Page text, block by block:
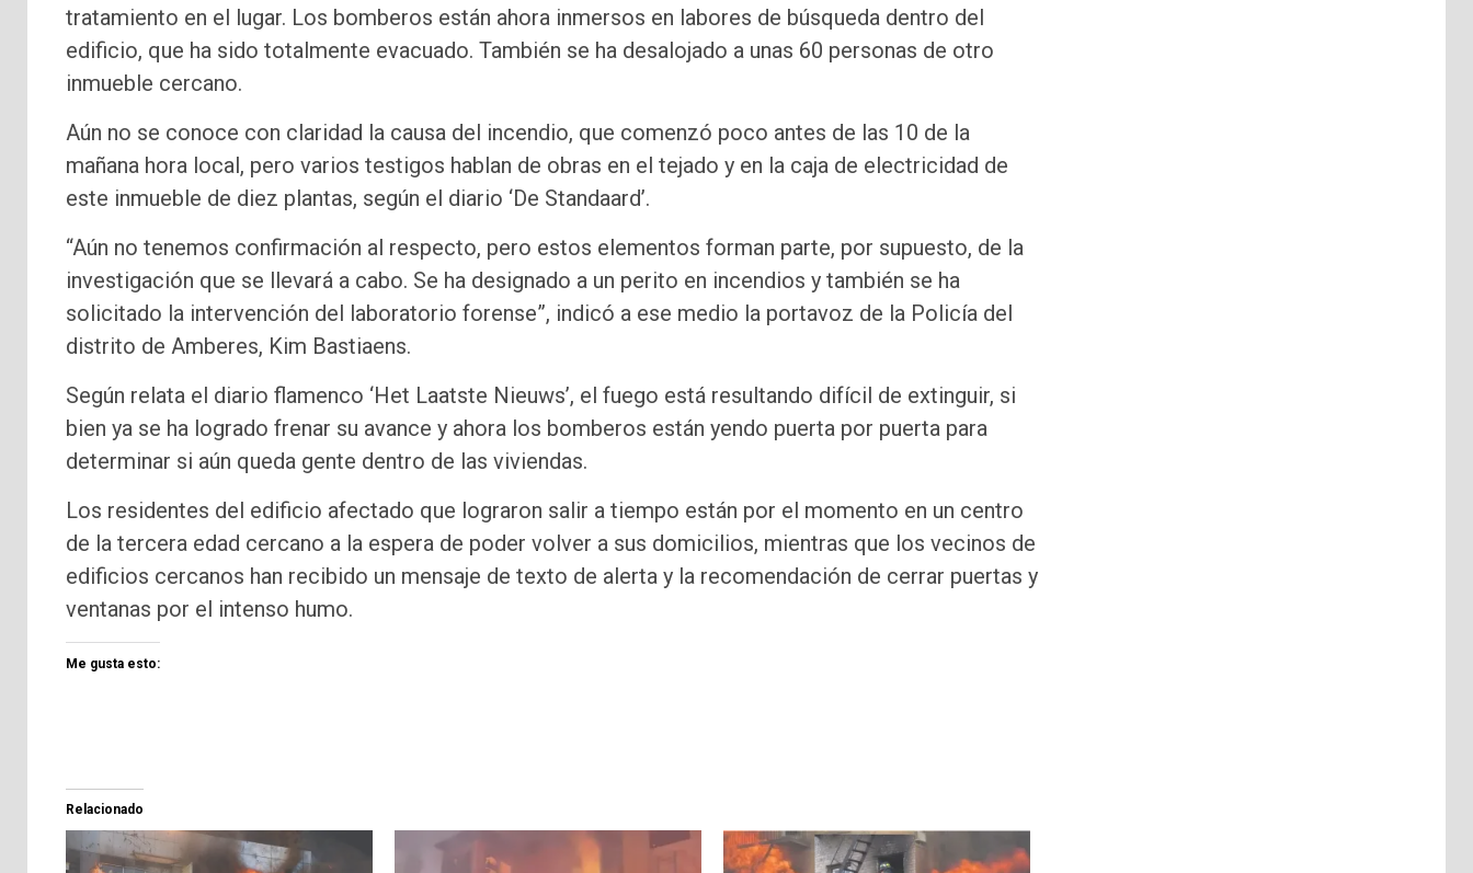
tratamiento en el lugar. Los bomberos están ahora inmersos en labores de búsqueda dentro del
edificio, que ha sido totalmente evacuado. También se ha desalojado a unas 60 personas de otro
inmueble cercano.
Aún no se conoce con claridad la causa del incendio, que comenzó poco antes de las 10 de la
mañana hora local, pero varios testigos hablan de obras en el tejado y en la caja de electricidad de
este inmueble de diez plantas, según el diario ‘De Standaard’.
“Aún no tenemos confirmación al respecto, pero estos elementos forman parte, por supuesto, de la
investigación que se llevará a cabo. Se ha designado a un perito en incendios y también se ha
solicitado la intervención del laboratorio forense”, indicó a ese medio la portavoz de la Policía del
distrito de Amberes, Kim Bastiaens.
Según relata el diario flamenco ‘Het Laatste Nieuws’, el fuego está resultando difícil de extinguir, si
bien ya se ha logrado frenar su avance y ahora los bomberos están yendo puerta por puerta para
determinar si aún queda gente dentro de las viviendas.
Los residentes del edificio afectado que lograron salir a tiempo están por el momento en un centro
de la tercera edad cercano a la espera de poder volver a sus domicilios, mientras que los vecinos de
edificios cercanos han recibido un mensaje de texto de alerta y la recomendación de cerrar puertas y
ventanas por el intenso humo.
Me gusta esto:
Relacionado